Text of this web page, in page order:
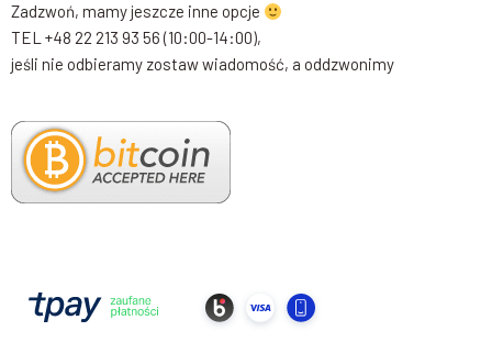
Zadzwoń, mamy jeszcze inne opcje
TEL +48 22 213 93 56 (10:00-14:00),
jeśli nie odbieramy zostaw wiadomość, a oddzwonimy